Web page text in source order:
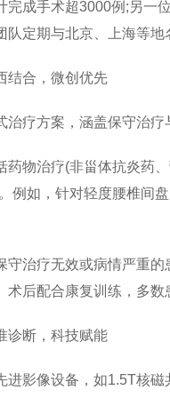
完成手术超3000例;另一
队定期与北京、上海等
合，微创优先
疗方案，涵盖保守治疗
治疗(非甾体抗炎药、
例如，针对轻度腰椎间
疗无效或病情严重的
术后配合康复训练，多
断，科技赋能
像设备，如1.5T核磁